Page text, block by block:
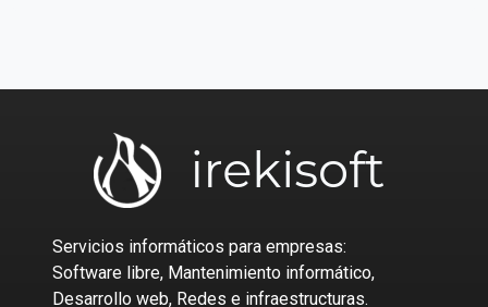
Servicios informáticos para empresas:
Software libre, Mantenimiento informático,
Desarrollo web, Redes e infraestructuras.